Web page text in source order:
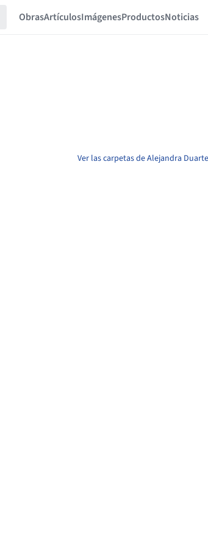
ObrasArtículosImágenesProductosNoticias
Ver las carpetas de Alejandra